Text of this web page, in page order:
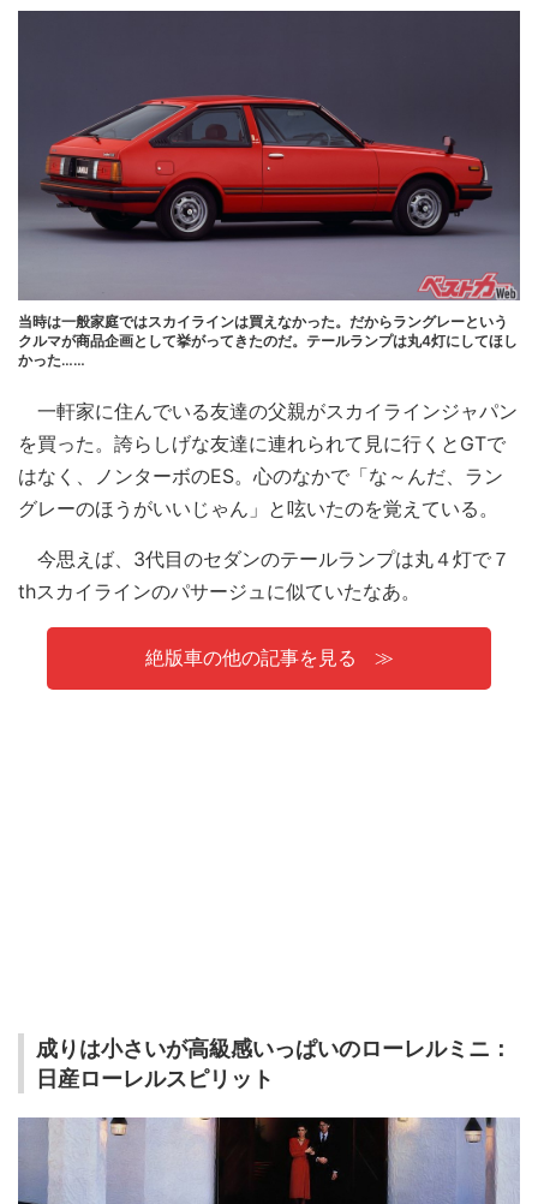
当時は一般家庭ではスカイラインは買えなかった。だからラングレーという
クルマが商品企画として挙がってきたのだ。テールランプは丸4灯にしてほし
かった……
一軒家に住んでいる友達の父親がスカイラインジャパン
を買った。誇らしげな友達に連れられて見に行くとGTで
はなく、ノンターボのES。心のなかで「な～んだ、ラン
グレーのほうがいいじゃん」と呟いたのを覚えている。
今思えば、3代目のセダンのテールランプは丸４灯で７
thスカイラインのパサージュに似ていたなあ。
絶版車の他の記事を見る
成りは小さいが高級感いっぱいのローレルミニ：
日産ローレルスピリット